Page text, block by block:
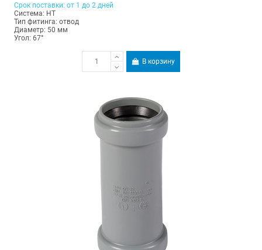
Срок поставки: от 1 до 2 дней
Система: HT
Тип фитинга: отвод
Диаметр: 50 мм
Угол: 67°
В корзину